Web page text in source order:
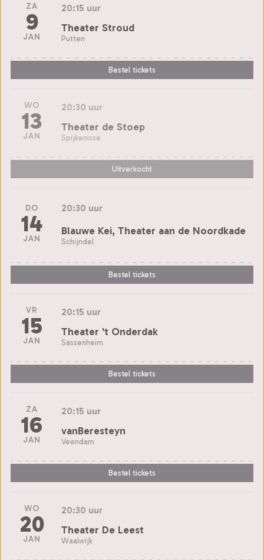
ZA
9
JAN
20:15 uur
Theater Stroud
Putten
Bestel tickets
WO
13
JAN
20:30 uur
Theater de Stoep
Spijkenisse
Uitverkocht
DO
14
JAN
20:30 uur
Blauwe Kei, Theater aan de Noordkade
Schijndel
Bestel tickets
VR
15
JAN
20:15 uur
Theater 't Onderdak
Sassenheim
Bestel tickets
ZA
16
JAN
20:15 uur
vanBeresteyn
Veendam
Bestel tickets
WO
20
JAN
20:30 uur
Theater De Leest
Waalwijk